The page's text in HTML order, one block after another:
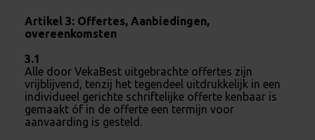
Artikel 3: Offertes, Aanbiedingen,
overeenkomsten
3.1
Alle door VekaBest uitgebrachte offertes zijn
vrijblijvend, tenzij het tegendeel uitdrukkelijk in een
individueel gerichte schriftelijke offerte kenbaar is
gemaakt óf in de offerte een termijn voor
aanvaarding is gesteld.